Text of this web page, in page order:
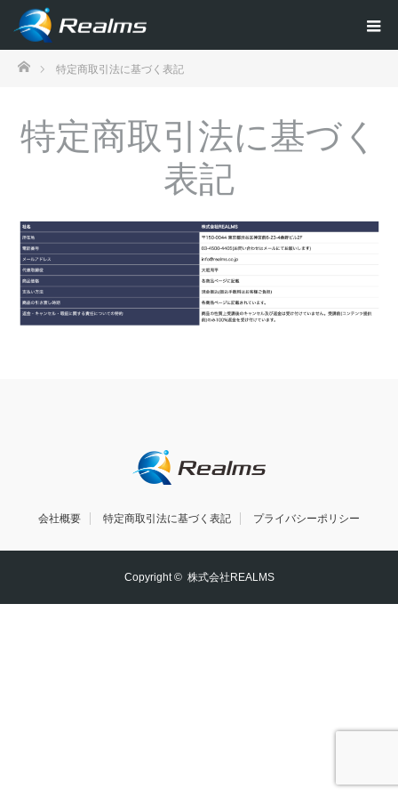
ホーム特定商取引法に基づく表記
特定商取引法に基づく
表記
会社概要 特定商取引法に基づく表記 プライバシーポリシー
Copyright © 株式会社REALMS